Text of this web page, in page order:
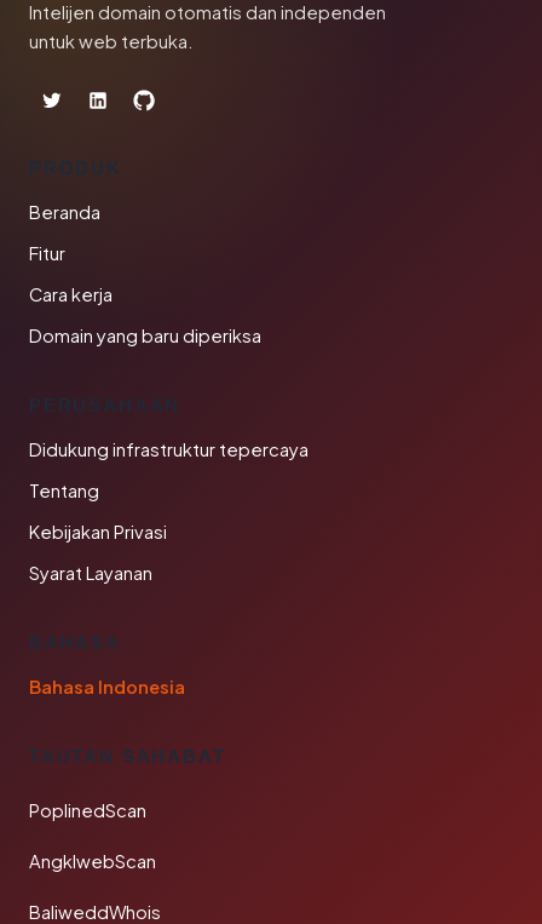
Intelijen domain otomatis dan independen
untuk web terbuka.
PRODUK
Beranda
Fitur
Cara kerja
Domain yang baru diperiksa
PERUSAHAAN
Didukung infrastruktur tepercaya
Tentang
Kebijakan Privasi
Syarat Layanan
BAHASA
Bahasa Indonesia
TAUTAN SAHABAT
PoplinedScan
AngklwebScan
BaliweddWhois